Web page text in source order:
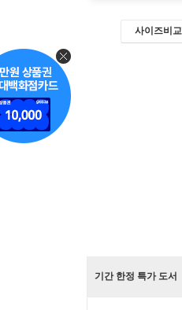
사이즈비교
기간 한정 특가 도서